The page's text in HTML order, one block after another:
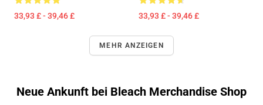
33,93 £ - 39,46 £ 33,93 £ - 39,46 £
MEHR ANZEIGEN
Neue Ankunft bei Bleach Merchandise Shop